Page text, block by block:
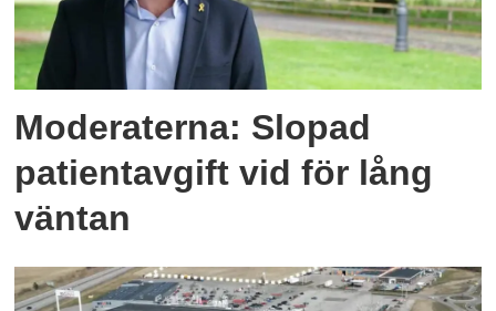
Moderaterna: Slopad
patientavgift vid för lång
väntan